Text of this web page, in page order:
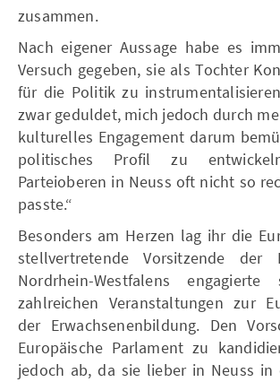
zusammen.
Nach eigener Aussage habe es
Versuch gegeben, sie als Tochter
für die Politik zu
zwar geduldet, mich jedoch durch
kulturelles Engagement darum
politisches Profil zu
Parteioberen in Neuss oft nicht so
passte.“
Besonders am Herzen lag ihr die
stellvertretende Vorsitzende der
Nordrhein-Westfalens
zahlreichen Veranstaltungen zur
der Erwachsenenbildung. Den
Europäische Parlament zu
jedoch ab, da sie lieber in Neuss in